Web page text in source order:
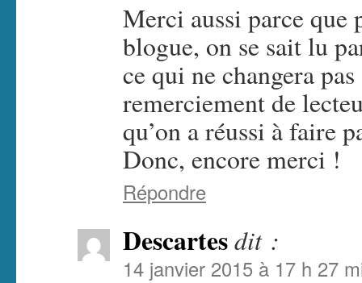
Merci aussi parce que
blogue, on se sait lu
ce qui ne changera
remerciement de
qu’on a réussi à faire
Donc, encore merci !
Répondre
Descartesdit :
14 janvier 2015 à 17 h 27